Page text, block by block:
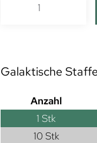
Galaktische
Anzahl
1 Stk
10 Stk